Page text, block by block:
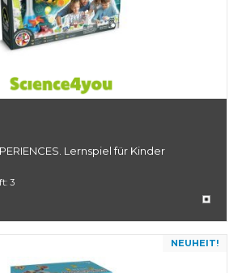
Lernspiel für Kinder
3
NEUHEIT!